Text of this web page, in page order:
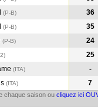
(P-B)
36
(P-B)
35
(P-B)
24
25
(ITA)
-
(ITA) 7
chaque saison ou cliquez ici